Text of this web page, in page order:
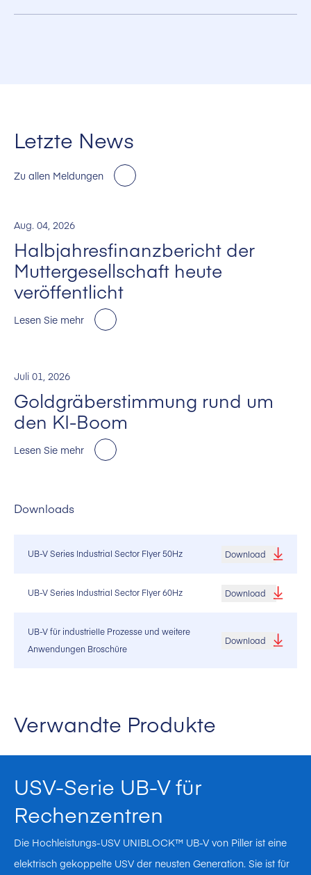
Letzte News
Zu allen Meldungen
Aug. 04, 2026
Halbjahresfinanzbericht der
Muttergesellschaft heute
veröffentlicht
Lesen Sie mehr
Juli 01, 2026
Goldgräberstimmung rund um
den KI-Boom
Lesen Sie mehr
Downloads
UB-V Series Industrial Sector Flyer 50Hz Download
UB-V Series Industrial Sector Flyer 60Hz Download
UB-V für industrielle Prozesse und weitere
Anwendungen Broschüre
Download
Verwandte Produkte
USV-Serie UB-V für
Rechenzentren
Die Hochleistungs-USV UNIBLOCK™ UB-V von Piller ist eine
elektrisch gekoppelte USV der neusten Generation. Sie ist für